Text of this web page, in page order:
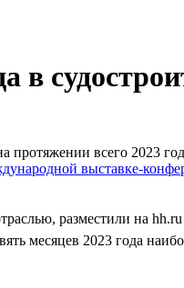
в
протяжении всего 2023
выставке-
разместили на
месяцев 2023 года